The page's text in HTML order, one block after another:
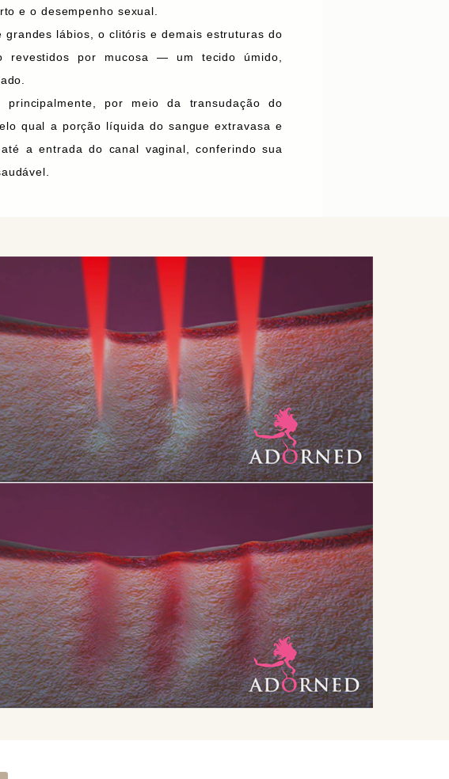
e o desempenho sexual.
grandes lábios, o clitóris e demais estruturas do
revestidos por mucosa — um tecido úmido,
principalmente, por meio da transudação do
qual a porção líquida do sangue extravasa e
a entrada do canal vaginal, conferindo sua